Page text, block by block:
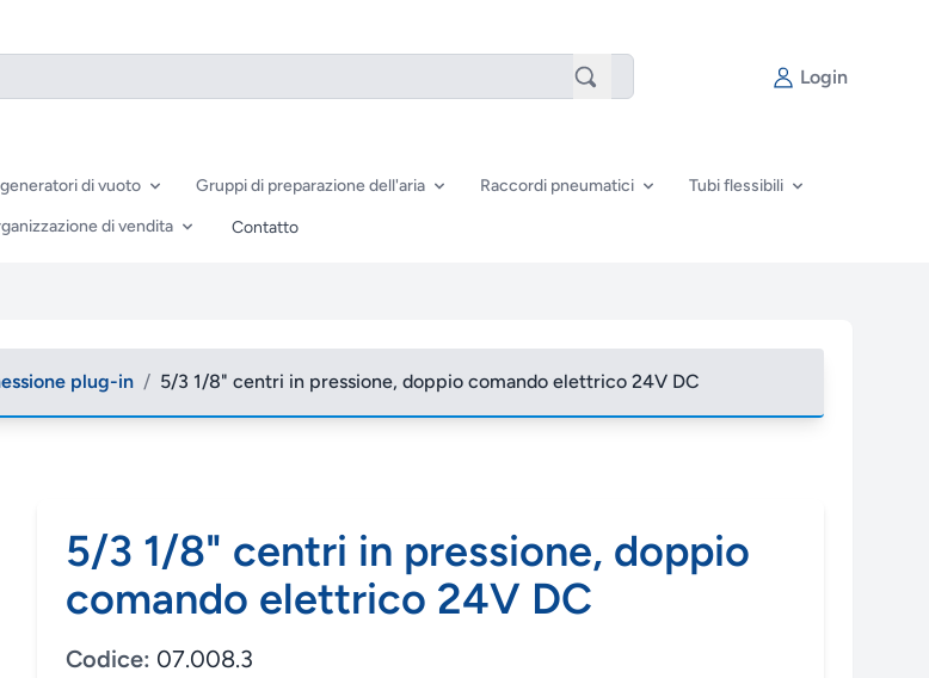
Login
di vuoto Gruppi di preparazione dell'aria Raccordi pneumatici Tubi flessibili
di vendita Contatto
plug-in / 5/3 1/8" centri in pressione, doppio comando elettrico 24V DC
5/3 1/8" centri in pressione, doppio
comando elettrico 24V DC
Codice: 07.008.3